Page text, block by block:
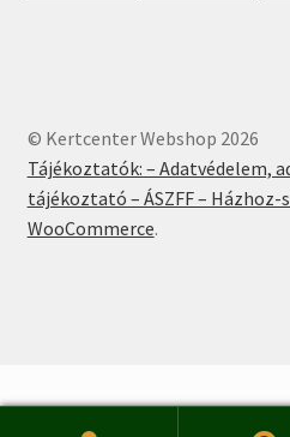
© Kertcenter Webshop 2026
Tájékoztatók: – Adatvédelem,
tájékoztató – ÁSZFF –
WooCommerce.